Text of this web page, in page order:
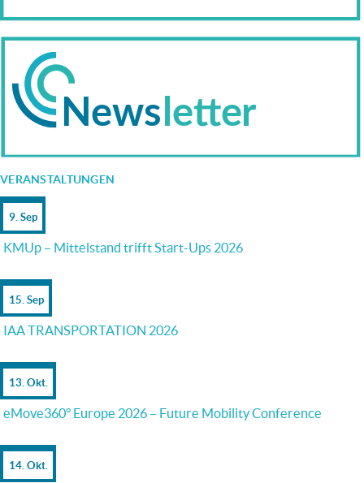
VERANSTALTUNGEN
9. Sep
KMUp – Mittelstand trifft Start-Ups 2026
15. Sep
IAA TRANSPORTATION 2026
13. Okt.
eMove360° Europe 2026 – Future Mobility Conference
14. Okt.